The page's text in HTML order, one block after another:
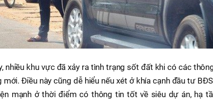
nhiều khu vực đã xảy ra tình trạng sốt đất khi có các
Điều này cũng dễ hiểu nếu xét ở khía cạnh đầu tư
mạnh ở thời điểm có thông tin tốt về siêu dự án, hạ